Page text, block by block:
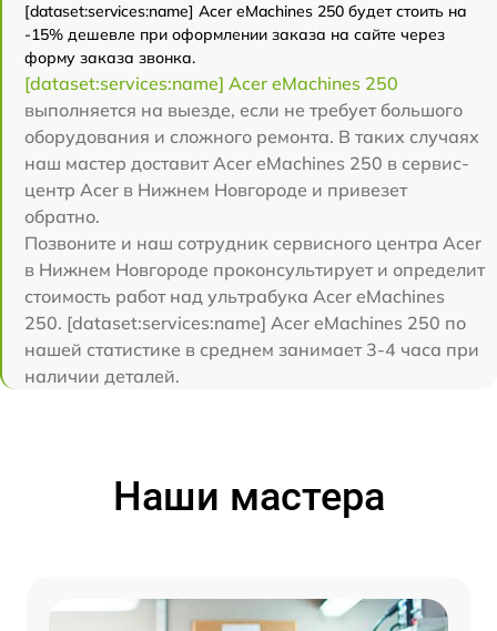
[dataset:services:name] Acer eMachines 250 будет стоить на
-15% дешевле при оформлении заказа на сайте через
форму заказа звонка.
[dataset:services:name] Acer eMachines 250
выполняется на выезде, если не требует большого
оборудования и сложного ремонта. В таких случаях
наш мастер доставит Acer eMachines 250 в сервис-
центр Acer в Нижнем Новгороде и привезет
обратно.
Позвоните и наш сотрудник сервисного центра Acer
в Нижнем Новгороде проконсультирует и определит
стоимость работ над ультрабука Acer eMachines
250. [dataset:services:name] Acer eMachines 250 по
нашей статистике в среднем занимает 3-4 часа при
наличии деталей.
Наши мастера